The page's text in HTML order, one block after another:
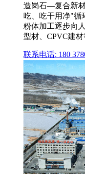
造岗石—复合新
吃、吃干用净"循
粉体加工逐步向
型材、CPVC建
联系电话: 180